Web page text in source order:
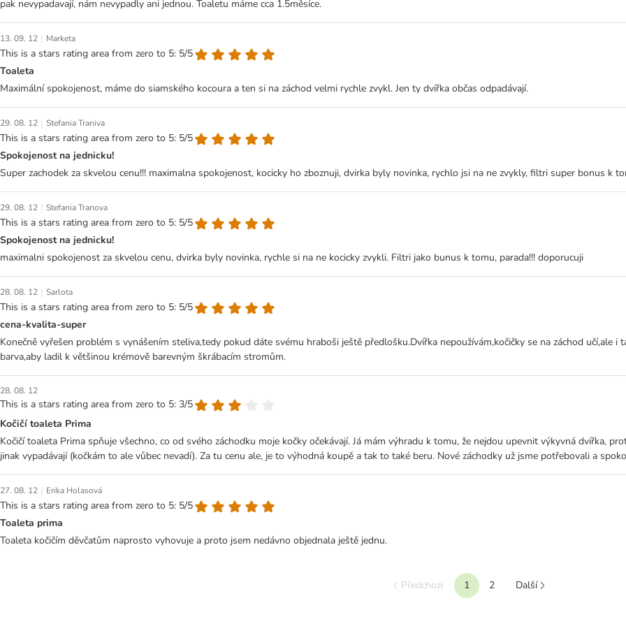
pak nevypadavají, nám nevypadly ani jednou. Toaletu máme cca 1.5měsíce.
13. 09. 12 | Marketa
This is a stars rating area from zero to 5: 5/5
Toaleta
Maximální spokojenost, máme do siamského kocoura a ten si na záchod velmi rychle zvykl. Jen ty dvířka občas odpadávají.
29. 08. 12 | Stefania Traniva
This is a stars rating area from zero to 5: 5/5
Spokojenost na jednicku!
Super zachodek za skvelou cenu!!! maximalna spokojenost, kocicky ho zboznuji, dvirka byly novinka, rychlo jsi na ne zvykly, filtri super bonus k
29. 08. 12 | Stefania Tranova
This is a stars rating area from zero to 5: 5/5
Spokojenost na jednicku!
maximalni spokojenost za skvelou cenu, dvirka byly novinka, rychle si na ne kocicky zvykli. Filtri jako bunus k tomu, parada!!! doporucuji
28. 08. 12 | Sarlota
This is a stars rating area from zero to 5: 5/5
cena-kvalita-super
Konečně vyřešen problém s vynášením steliva,tedy pokud dáte svému hraboši ještě předlošku.Dvířka nepoužívám,kočičky se na záchod učí,ale
barva,aby ladil k většinou krémově barevným škrábacím stromům.
28. 08. 12
This is a stars rating area from zero to 5: 3/5
Kočičí toaleta Prima
Kočičí toaleta Prima spňuje všechno, co od svého záchodku moje kočky očekávají. Já mám výhradu k tomu, že nejdou upevnit výkyvná dvířka,
jinak vypadávají (kočkám to ale vůbec nevadí). Za tu cenu ale, je to výhodná koupě a tak to také beru. Nové záchodky už jsme potřebovali a
27. 08. 12 | Erika Holasová
This is a stars rating area from zero to 5: 5/5
Toaleta prima
Toaleta kočičím děvčatům naprosto vyhovuje a proto jsem nedávno objednala ještě jednu.
Předchozí 1 2 Další